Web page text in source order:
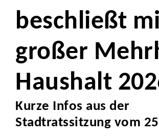
beschließt
großer
Haushalt
Kurze Infos aus der
Stadtratssitzung vom